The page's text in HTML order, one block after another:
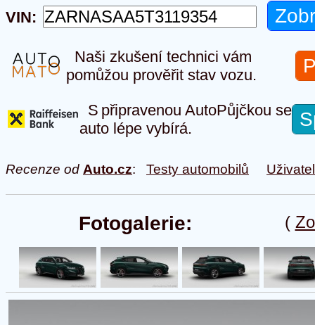
VIN:
Naši zkušení technici vám
pomůžou prověřit stav vozu.
S připravenou AutoPůjčkou se
auto lépe vybírá.
Recenze od Auto.cz: Testy automobilů
(
Fotogalerie: